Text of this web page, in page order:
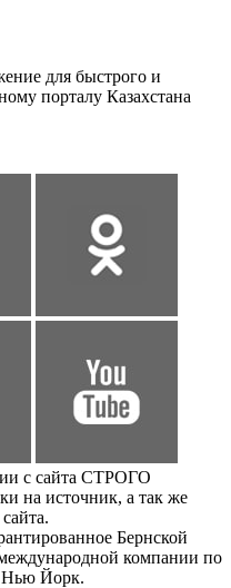
для быстрого и
порталу Казахстана
с сайта СТРОГО
на источник, а так же
Бернской
компании по
Нью Йорк.